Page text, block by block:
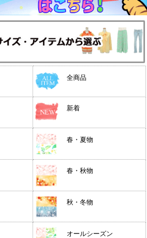
全商品
新着
春・夏物
春・秋物
秋・冬物
オールシーズン